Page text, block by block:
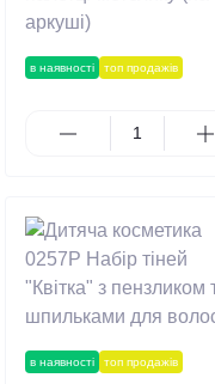
в наявності топ продажів
в наявності топ продажів